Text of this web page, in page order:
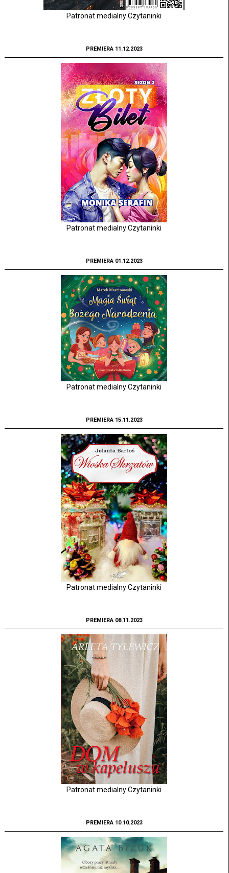
Patronat medialny Czytaninki
PREMIERA 11.12.2023
Patronat medialny Czytaninki
PREMIERA 01.12.2023
Patronat medialny Czytaninki
PREMIERA 15.11.2023
Patronat medialny Czytaninki
PREMIERA 08.11.2023
Patronat medialny Czytaninki
PREMIERA 10.10.2023